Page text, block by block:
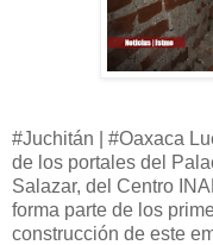
#Juchitán | #Oaxaca
de los portales del
Salazar, del Centro
forma parte de los
construcción de este